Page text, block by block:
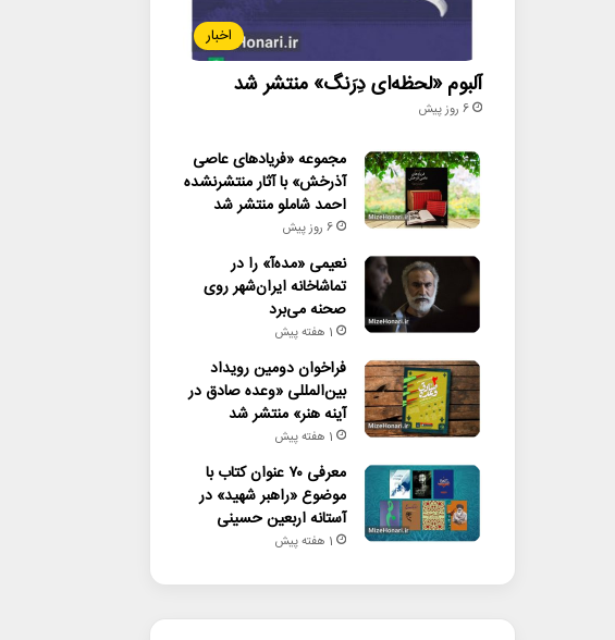
اخبار
آلبوم «لحظه‌ای دِرَنگ» منتشر شد
6 روز پیش
مجموعه «فریادهای عاصی
آذرخش» با آثار منتشرنشده
احمد شاملو منتشر شد
6 روز پیش
نعیمی «مده‌آ» را در
تماشاخانه ایران‌شهر روی
صحنه می‌برد
1 هفته پیش
فراخوان دومین رویداد
بین‌المللی «وعده صادق در
آینه هنر» منتشر شد
1 هفته پیش
معرفی ۷۰ عنوان کتاب با
موضوع «راهبر شهید» در
آستانه اربعین حسینی
1 هفته پیش